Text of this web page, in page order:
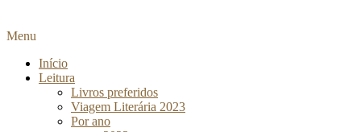
Menu
Início
Leitura
Livros preferidos
Viagem Literária 2023
Por ano